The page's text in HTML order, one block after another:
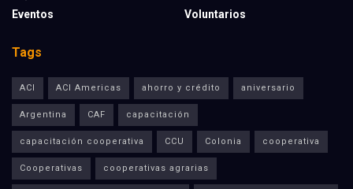
Eventos
Voluntarios
Tags
ACI ACI Americas ahorro y crédito aniversario
Argentina CAF capacitación
capacitación cooperativa CCU Colonia cooperativa
Cooperativas cooperativas agrarias